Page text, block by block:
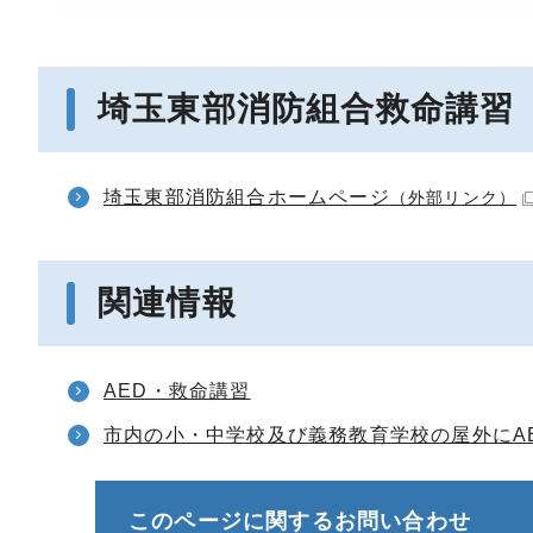
埼玉東部消防組合救命講習
埼玉東部消防組合ホームページ （外部リンク）
関連情報
AED・救命講習
市内の小・中学校及び義務教育学校の屋外に
このページに関するお問い合わせ